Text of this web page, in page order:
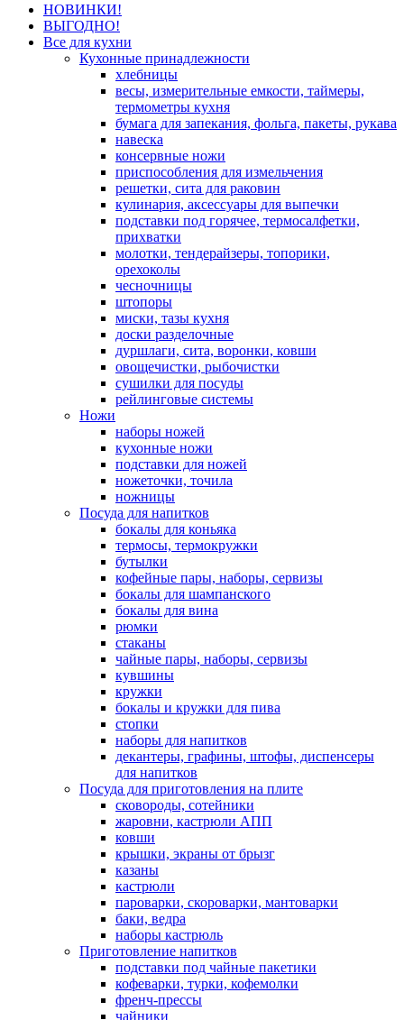
НОВИНКИ!
ВЫГОДНО!
Все для кухни
Кухонные принадлежности
хлебницы
весы, измерительные емкости, таймеры,
термометры кухня
бумага для запекания, фольга, пакеты, рукава
навеска
консервные ножи
приспособления для измельчения
решетки, сита для раковин
кулинария, аксессуары для выпечки
подставки под горячее, термосалфетки,
прихватки
молотки, тендерайзеры, топорики,
орехоколы
чесночницы
штопоры
миски, тазы кухня
доски разделочные
дуршлаги, сита, воронки, ковши
овощечистки, рыбочистки
сушилки для посуды
рейлинговые системы
Ножи
наборы ножей
кухонные ножи
подставки для ножей
ножеточки, точила
ножницы
Посуда для напитков
бокалы для коньяка
термосы, термокружки
бутылки
кофейные пары, наборы, сервизы
бокалы для шампанского
бокалы для вина
рюмки
стаканы
чайные пары, наборы, сервизы
кувшины
кружки
бокалы и кружки для пива
стопки
наборы для напитков
декантеры, графины, штофы, диспенсеры
для напитков
Посуда для приготовления на плите
сковороды, сотейники
жаровни, кастрюли АПП
ковши
крышки, экраны от брызг
казаны
кастрюли
пароварки, скороварки, мантоварки
баки, ведра
наборы кастрюль
Приготовление напитков
подставки под чайные пакетики
кофеварки, турки, кофемолки
френч-прессы
чайники